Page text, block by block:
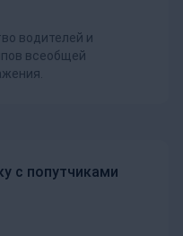
водителей и
всеобщей
с попутчиками